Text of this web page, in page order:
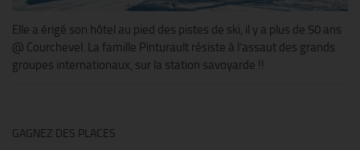
Elle a érigé son hôtel au pied des pistes de ski, il y a plus de 50 ans
@ Courchevel. La famille Pinturault résiste à l’assaut des grands
groupes internationaux, sur la station savoyarde !!
GAGNEZ DES PLACES